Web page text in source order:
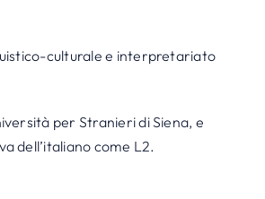
culturale e interpretariato
per Stranieri di Siena, e
dell’italiano come L2.